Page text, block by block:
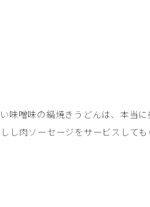
味噌味の鍋焼きうどんは、本当に
し肉ソーセージをサービスして